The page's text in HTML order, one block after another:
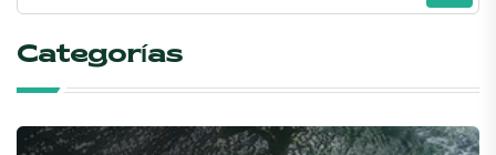
Categorías